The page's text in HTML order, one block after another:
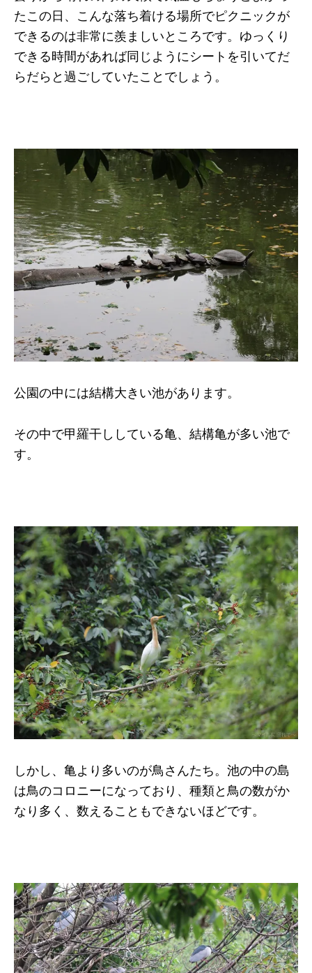
たこの日、こんな落ち着ける場所でピクニックが
できるのは非常に羨ましいところです。ゆっくり
できる時間があれば同じようにシートを引いてだ
らだらと過ごしていたことでしょう。
公園の中には結構大きい池があります。
その中で甲羅干ししている亀、結構亀が多い池で
す。
しかし、亀より多いのが鳥さんたち。池の中の島
は鳥のコロニーになっており、種類と鳥の数がか
なり多く、数えることもできないほどです。